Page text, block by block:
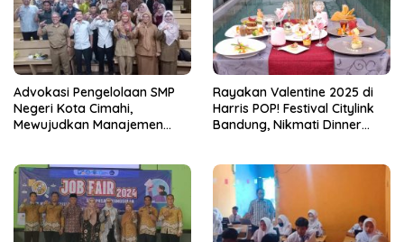
Advokasi Pengelolaan SMP
Negeri Kota Cimahi,
Mewujudkan Manajemen
Rayakan Valentine 2025 di
Harris POP! Festival Citylink
Bandung, Nikmati Dinner